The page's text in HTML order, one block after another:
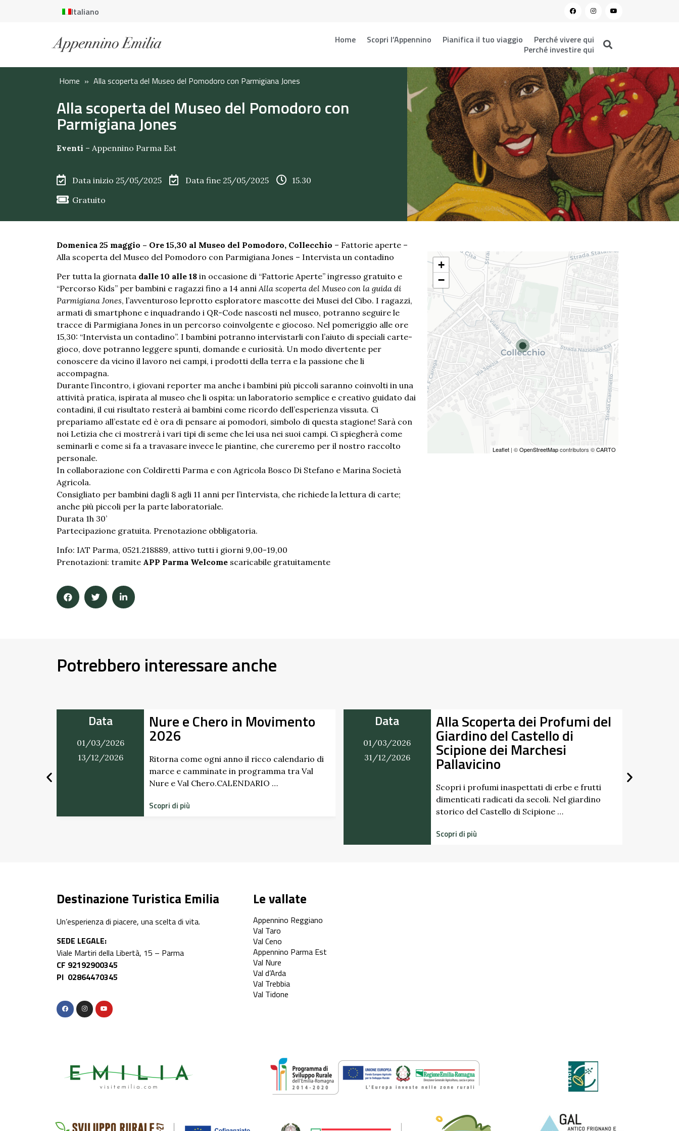
Italiano
Home Scopri l’Appennino Pianifica il tuo viaggio
Perché vivere qui
Perché investire qui
Home » Alla scoperta del Museo del Pomodoro con Parmigiana Jones
Alla scoperta del Museo del Pomodoro con
Parmigiana Jones
Eventi – Appennino Parma Est
Data inizio 25/05/2025 Data fine 25/05/2025
15.30
Gratuito
Domenica 25 maggio – Ore 15,30 al Museo del Pomodoro, Collecchio – Fattorie aperte –
Alla scoperta del Museo del Pomodoro con Parmigiana Jones – Intervista un contadino
Per tutta la giornata dalle 10 alle 18 in occasione di “Fattorie Aperte” ingresso gratuito e
“Percorso Kids” per bambini e ragazzi fino a 14 anni Alla scoperta del Museo con la guida di
Parmigiana Jones, l’avventuroso leprotto esploratore mascotte dei Musei del Cibo. I ragazzi,
armati di smartphone e inquadrando i QR-Code nascosti nel museo, potranno seguire le
tracce di Parmigiana Jones in un percorso coinvolgente e giocoso. Nel pomeriggio alle ore
15,30: “Intervista un contadino”. I bambini potranno intervistarli con l’aiuto di speciali carte-
gioco, dove potranno leggere spunti, domande e curiosità. Un modo divertente per
conoscere da vicino il lavoro nei campi, i prodotti della terra e la passione che li
accompagna.
Durante l’incontro, i giovani reporter ma anche i bambini più piccoli saranno coinvolti in una
attività pratica, ispirata al museo che li ospita: un laboratorio semplice e creativo guidato dai
contadini, il cui risultato resterà ai bambini come ricordo dell’esperienza vissuta. Ci
prepariamo all’estate ed è ora di pensare ai pomodori, simbolo di questa stagione! Sarà con
noi Letizia che ci mostrerà i vari tipi di seme che lei usa nei suoi campi. Ci spiegherà come
seminarli e come si fa a travasare invece le piantine, che cureremo per il nostro raccolto
personale.
In collaborazione con Coldiretti Parma e con Agricola Bosco Di Stefano e Marina Società
Agricola.
Consigliato per bambini dagli 8 agli 11 anni per l’intervista, che richiede la lettura di carte;
anche più piccoli per la parte laboratoriale.
Durata 1h 30’
Partecipazione gratuita. Prenotazione obbligatoria.
Info: IAT Parma, 0521.218889, attivo tutti i giorni 9,00-19,00
Prenotazioni: tramite APP Parma Welcome scaricabile gratuitamente
+
−
Leaflet | ©OpenStreetMapcontributors ©CARTO
Potrebbero interessare anche
Nure e Chero in Movimento
2026
Ritorna come ogni anno il ricco calendario di
marce e camminate in programma tra Val
Nure e Val Chero.CALENDARIO …
Data
31/12/2026
Alla Scoperta dei Profumi del
Giardino del Castello di
Scipione dei Marchesi
Pallavicino
Scopri i profumi inaspettati di erbe e frutti
dimenticati radicati da secoli. Nel giardino
storico del Castello di Scipione …
Data
Destinazione Turistica Emilia
Un’esperienza di piacere, una scelta di vita.
SEDE LEGALE:
Viale Martiri della Libertà, 15 – Parma
CF 92192900345
PI 02864470345
Le vallate
Appennino Reggiano
Val Taro
Val Ceno
Appennino Parma Est
Val Nure
Val d’Arda
Val Trebbia
Val Tidone